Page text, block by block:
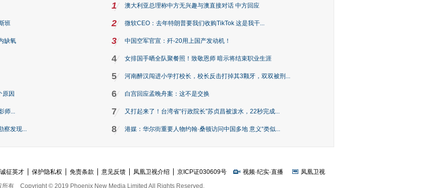
班
缺氧
原因
师...
察发现...
1 澳大利亚总理称中方无兴趣与澳直接对话 中方回应
2 微软CEO：去年特朗普要我们收购TikTok 这是我干...
3 中国空军官宣：歼-20用上国产发动机！
4 女排国手晒全队聚餐照！致敬恩师 暗示将结束职业生涯
5 河南醉汉闯进小学打校长，校长反击打掉其3颗牙，双双被刑...
6 白宫回应孟晚舟案：这不是交换
7 又打起来了！台湾省“行政院长”苏贞昌被泼水，22秒完成...
8 港媒：华尔街重要人物约翰·桑顿访问中国多地 意义“类似...
诚征英才 保护隐私权 免责条款 意见反馈 凤凰卫视介绍 京ICP证030609号 视频·纪实·直播
凤凰卫视
所有 Copyright © 2019 Phoenix New Media Limited All Rights Reserved.